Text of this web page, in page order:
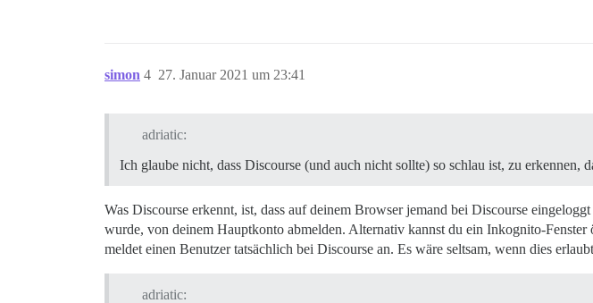
simon 27. Januar 2021 um 23:41
4
adriatic:
Ich glaube nicht, dass Discourse (und auch nicht sollte) so schlau ist, zu erkennen,
Was Discourse erkennt, ist, dass auf deinem Browser jemand bei Discourse
wurde, von deinem Hauptkonto abmelden. Alternativ kannst du ein Inkognito-
meldet einen Benutzer tatsächlich bei Discourse an. Es wäre seltsam, wenn dies
adriatic: